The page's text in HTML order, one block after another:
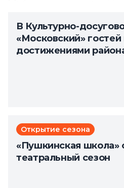
В Культурно-
«Московский» гостей
достижениями
Открытие сезона
«Пушкинская школа»
театральный сезон